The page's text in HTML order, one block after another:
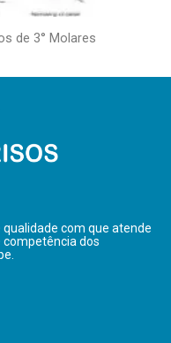
de 3° Molares
com que atende
competência dos